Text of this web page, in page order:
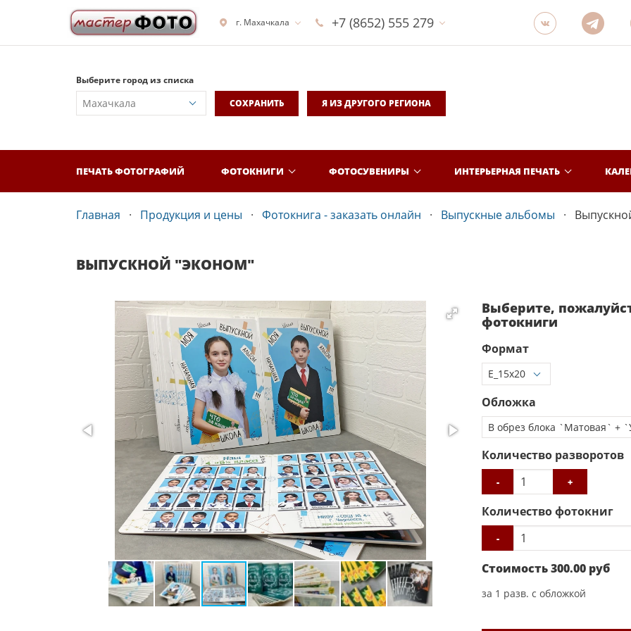
г. Махачкала +7 (8652) 555 279
Выберите город из списка
СОХРАНИТЬ
Я ИЗ ДРУГОГО РЕГИОНА
ПЕЧАТЬ ФОТОГРАФИЙ ФОТОКНИГИ ФОТОСУВЕНИРЫ ИНТЕРЬЕРНАЯ ПЕЧАТЬ
Главная Продукция и цены Фотокнига - заказать онлайн Выпускные альбомы
ВЫПУСКНОЙ "ЭКОНОМ"
Выберите,
фотокниги
Формат
Обложка
Количество разворотов
- +
Количество фотокниг
-
Стоимость300.00 руб
за 1 разв. с обложкой